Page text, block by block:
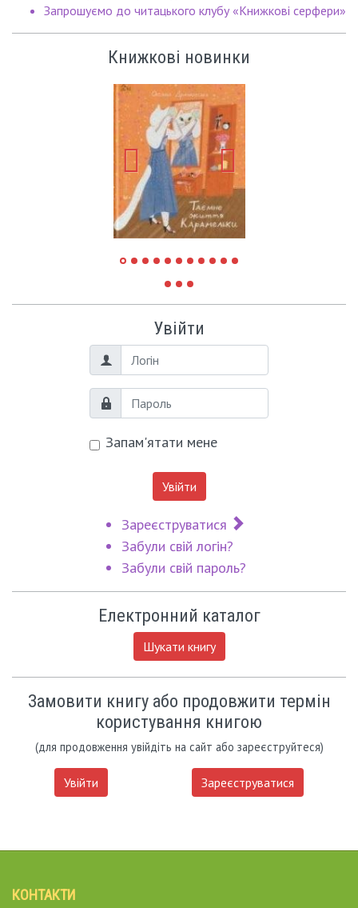
Запрошуємо до читацького клубу «Книжкові серфери»
Книжкові новинки
Увійти
Логін
Пароль
Запам'ятати мене
Увійти
Зареєструватися
Забули свій логін?
Забули свій пароль?
Електронний каталог
Шукати книгу
Замовити книгу або продовжити термін
користування книгою
(для продовження увійдіть на сайт або зареєструйтеся)
Увійти Зареєструватися
КОНТАКТИ